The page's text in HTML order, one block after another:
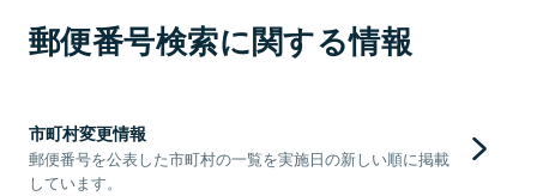
郵便番号検索に関する情報
市町村変更情報
郵便番号を公表した市町村の一覧を実施日の新しい順に掲載
しています。